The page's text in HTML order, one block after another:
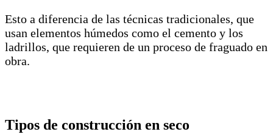
Esto a diferencia de las técnicas tradicionales, que
usan elementos húmedos como el cemento y los
ladrillos, que requieren de un proceso de fraguado en
obra.
Tipos de construcción en seco